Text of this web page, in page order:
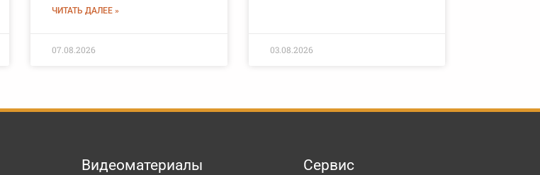
ЧИТАТЬ ДАЛЕЕ »
07.08.2026 03.08.2026
Видеоматериалы Сервис